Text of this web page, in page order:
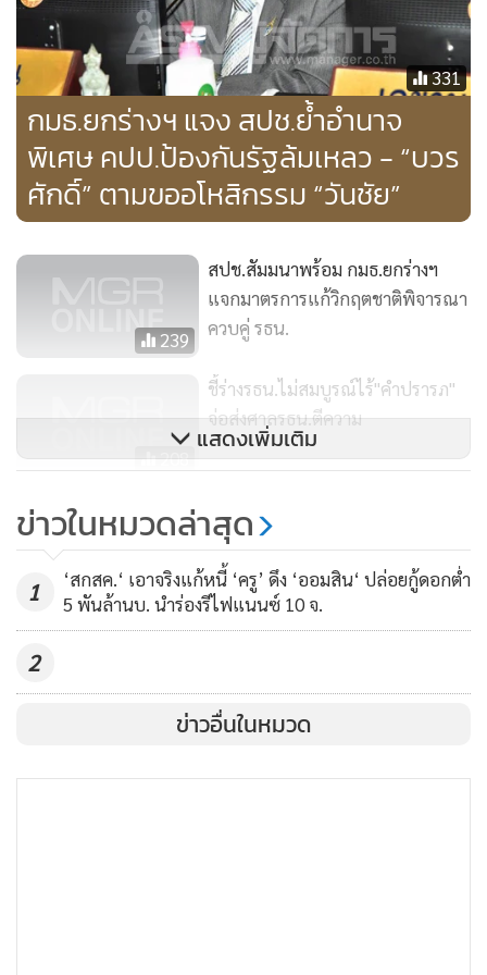
**"บวรศักดิ์"อโหสิกรรมให้ "วันชัย"
เวลา 09.00 น. วันเดียวกันนี้ ที่โรงแรมเซ็นทรา ศูนย์ราชการ
คอนเวนชันเซ็นเตอร์ แจ้งวัฒนะ สมาชิกสภาปฏิรูปแห่งชาติ
(สปช.) จัดโครงการสัมนาหารือระหว่างสมาชิก สปช. นำโดย นาย
รัฐธรรมนูญบางส่วน นำโดย นายบวรศักดิ์ อุวรรณโณ ประธาน
กมธ. ยกร่างฯ
ผู้สื่อข่าวรายงานว่า การประชุมครั้งนี้ ได้จัดเก้าอี้ห้องประชุมเป็น
ลักษณะตัวยู โดยในช่วงแรก นายเทียนฉาย กล่าวเปิดพิธีทักทาย
สมาชิก จากนั้น นายบวรศักดิ์ ทำการชี้แจงประเด็นสำคัญของ
ร่างรัฐธรรมนูญ แล้วเปิดโอกาสให้สมาชิก สปช.ซักถามประเด็น
สำคัญของหลักการใน ร่าง รัฐธรรมนูญ ทั้งนี้ การประชุมดังกล่าว
รับฟังแต่อย่างใด
331
กมธ.ยกร่างฯ แจง สปช.ย้ำอำนาจ
พิเศษ คปป.ป้องกันรัฐล้มเหลว - “บวร
ศักดิ์” ตามขออโหสิกรรม “วันชัย”
239
สปช.สัมมนาพร้อม กมธ.ยกร่างฯ
แจกมาตรการแก้วิกฤตชาติพิจารณา
ควบคู่ รธน.
208
ชี้ร่างรธน.ไม่สมบูรณ์ไร้"คำปรารภ"
จ่อส่งศาลรธน.ตีความ
2,211
จวกยับร่างรัฐธรรมนูญ “เพิ่มอำนาจ
ผู้ดี ลดอำนาจประชาชน”
แสดงเพิ่มเติม
ข่าวในหมวดล่าสุด
1
‘สกสค.‘ เอาจริงแก้หนี้ ‘ครู’ ดึง ‘ออมสิน‘ ปล่อยกู้ดอกต่ำ
5 พันล้านบ. นำร่องรีไฟแนนซ์ 10 จ.
2
ข่าวอื่นในหมวด